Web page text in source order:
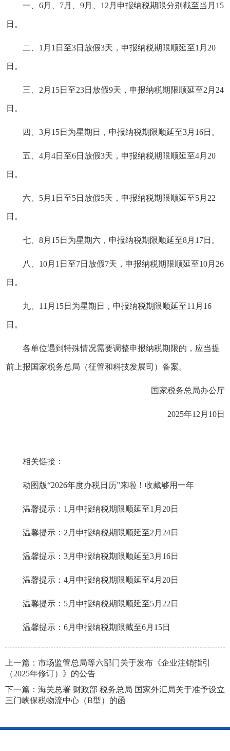
一、6月、7月、9月、12月申报纳税期限分别截至当月15
日。
二、1月1日至3日放假3天，申报纳税期限顺延至1月20
日。
三、2月15日至23日放假9天，申报纳税期限顺延至2月24
日。
四、3月15日为星期日，申报纳税期限顺延至3月16日。
五、4月4日至6日放假3天，申报纳税期限顺延至4月20
日。
六、5月1日至5日放假5天，申报纳税期限顺延至5月22
日。
七、8月15日为星期六，申报纳税期限顺延至8月17日。
八、10月1日至7日放假7天，申报纳税期限顺延至10月26
日。
九、11月15日为星期日，申报纳税期限顺延至11月16
日。
各单位遇到特殊情况需要调整申报纳税期限的，应当提
前上报国家税务总局（征管和科技发展司）备案。
国家税务总局办公厅
2025年12月10日
相关链接：
动图版“2026年度办税日历”来啦！收藏够用一年
温馨提示：1月申报纳税期限顺延至1月20日
温馨提示：2月申报纳税期限顺延至2月24日
温馨提示：3月申报纳税期限顺延至3月16日
温馨提示：4月申报纳税期限顺延至4月20日
温馨提示：5月申报纳税期限顺延至5月22日
温馨提示：6月申报纳税期限截至6月15日
上一篇： 市场监管总局等六部门关于发布《企业注销指引
（2025年修订）》的公告
下一篇： 海关总署 财政部 税务总局 国家外汇局关于准予设立
三门峡保税物流中心（B型）的函